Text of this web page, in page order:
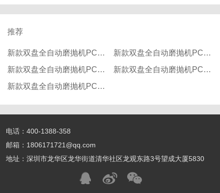
推荐
新款双盘全自动磨抛机PC-200
新款双盘全自动磨抛机PC-200
新款双盘全自动磨抛机PC-200
新款双盘全自动磨抛机PC-200
新款双盘全自动磨抛机PC-200
电话：400-1388-358
邮箱：1806171721@qq.com
地址：深圳市龙华区龙华街道清华社区龙观东路3号望成大厦5830